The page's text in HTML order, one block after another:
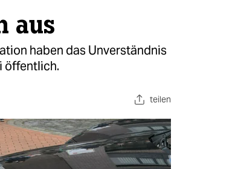
aus
haben das Unverständnis
öffentlich.
teilen